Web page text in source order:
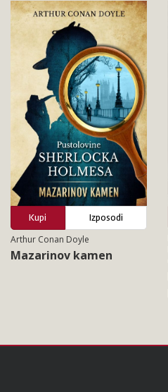
Kupi
Izposodi
Arthur Conan Doyle
Mazarinov kamen